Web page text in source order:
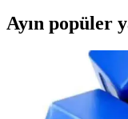
Ayın popüler